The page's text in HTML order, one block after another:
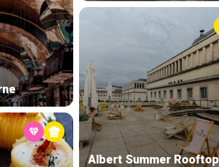
Albert Summer Rooftop